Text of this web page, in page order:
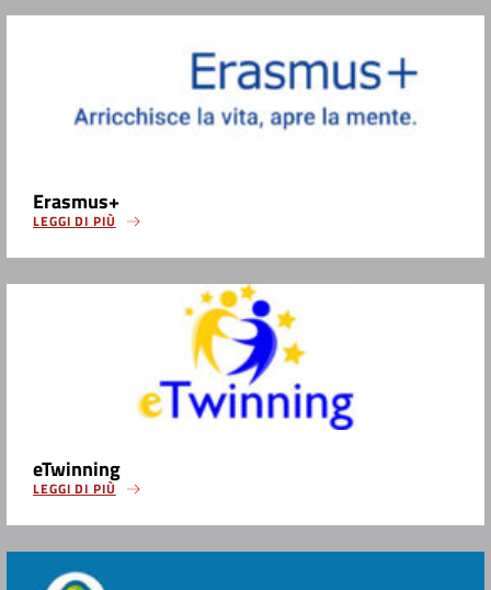
Erasmus+
LEGGI DI PIÙ
eTwinning
LEGGI DI PIÙ